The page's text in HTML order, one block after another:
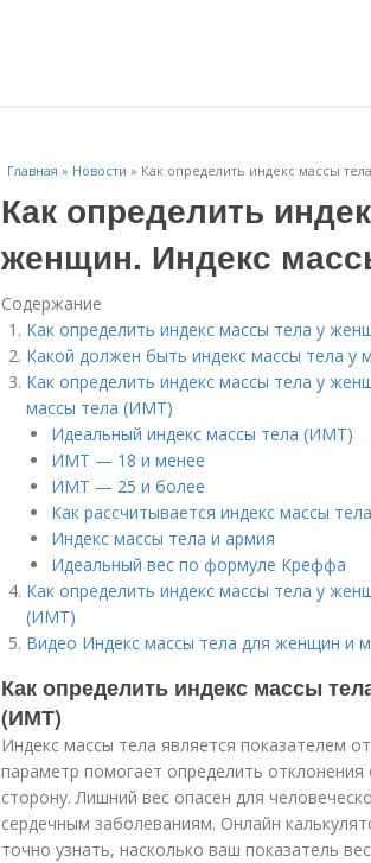
Главная » Новости » Как определить индекс массы
Как определить
женщин. Индекс
Содержание
Как определить индекс массы тела у
Какой должен быть индекс массы тела
Как определить индекс массы тела у
массы тела (ИМТ)
Идеальный индекс массы тела (ИМТ)
ИМТ — 18 и менее
ИМТ — 25 и более
Как рассчитывается индекс массы
Индекс массы тела и армия
Идеальный вес по формуле Креффа
Как определить индекс массы тела у
(ИМТ)
Видео Индекс массы тела для женщин и
Как определить индекс массы
(ИМТ)
Индекс массы тела является показателем
параметр помогает определить
сторону. Лишний вес опасен для
сердечным заболеваниям. Онлайн
точно узнать, насколько ваш показатель